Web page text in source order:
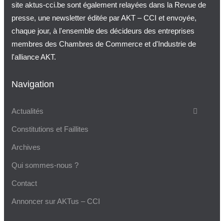
site aktus-cci.be sont également relayées dans la Revue de
presse, une newsletter éditée par AKT – CCI et envoyée,
chaque jour, à l'ensemble des décideurs des entreprises
membres des Chambres de Commerce et d'Industrie de
l'alliance AKT.
Navigation
Actualités
Constitutions et Faillites
Archives
Qui sommes-nous ?
Contact
Annoncer sur AKTus – CCI